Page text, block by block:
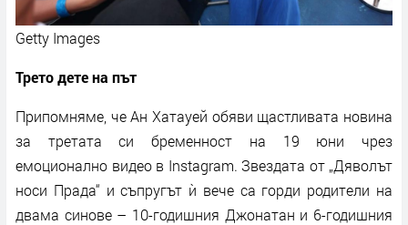
Getty Images
Трето дете на път
Припомняме, че Ан Хатауей обяви щастливата новина
за третата си бременност на 19 юни чрез
емоционално видео в Instagram. Звездата от „Дяволът
носи Прада“ и съпругът ѝ вече са горди родители на
двама синове – 10-годишния Джонатан и 6-годишния